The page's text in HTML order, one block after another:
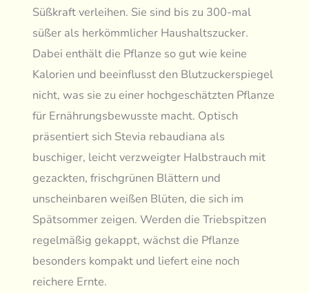
Süßkraft verleihen. Sie sind bis zu 300-mal
süßer als herkömmlicher Haushaltszucker.
Dabei enthält die Pflanze so gut wie keine
Kalorien und beeinflusst den Blutzuckerspiegel
nicht, was sie zu einer hochgeschätzten Pflanze
für Ernährungsbewusste macht. Optisch
präsentiert sich Stevia rebaudiana als
buschiger, leicht verzweigter Halbstrauch mit
gezackten, frischgrünen Blättern und
unscheinbaren weißen Blüten, die sich im
Spätsommer zeigen. Werden die Triebspitzen
regelmäßig gekappt, wächst die Pflanze
besonders kompakt und liefert eine noch
reichere Ernte.